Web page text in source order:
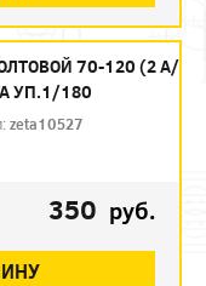
70-120 (2 А/
УП.1/180
zeta10527
350 руб.